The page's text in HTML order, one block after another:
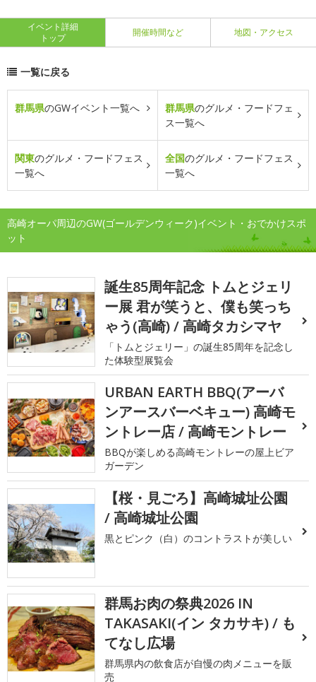
イベント詳細
トップ
開催時間など 地図・アクセス
一覧に戻る
群馬県のGWイベント一覧へ 群馬県のグルメ・フードフェ
ス一覧へ
関東のグルメ・フードフェス
一覧へ
全国のグルメ・フードフェス
一覧へ
高崎オーパ周辺のGW(ゴールデンウィーク)イベント・おでかけスポ
ット
誕生85周年記念 トムとジェリ
ー展 君が笑うと、僕も笑っち
ゃう(高崎) / 高崎タカシマヤ
「トムとジェリー」の誕生85周年を記念し
た体験型展覧会
URBAN EARTH BBQ(アーバ
ンアースバーベキュー) 高崎モ
ントレー店 / 高崎モントレー
BBQが楽しめる高崎モントレーの屋上ビア
ガーデン
【桜・見ごろ】高崎城址公園
/ 高崎城址公園
黒とピンク（白）のコントラストが美しい
群馬お肉の祭典2026 IN
TAKASAKI(イン タカサキ) / も
てなし広場
群馬県内の飲食店が自慢の肉メニューを販
売